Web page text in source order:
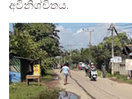
අවිනිශ්චිතය.